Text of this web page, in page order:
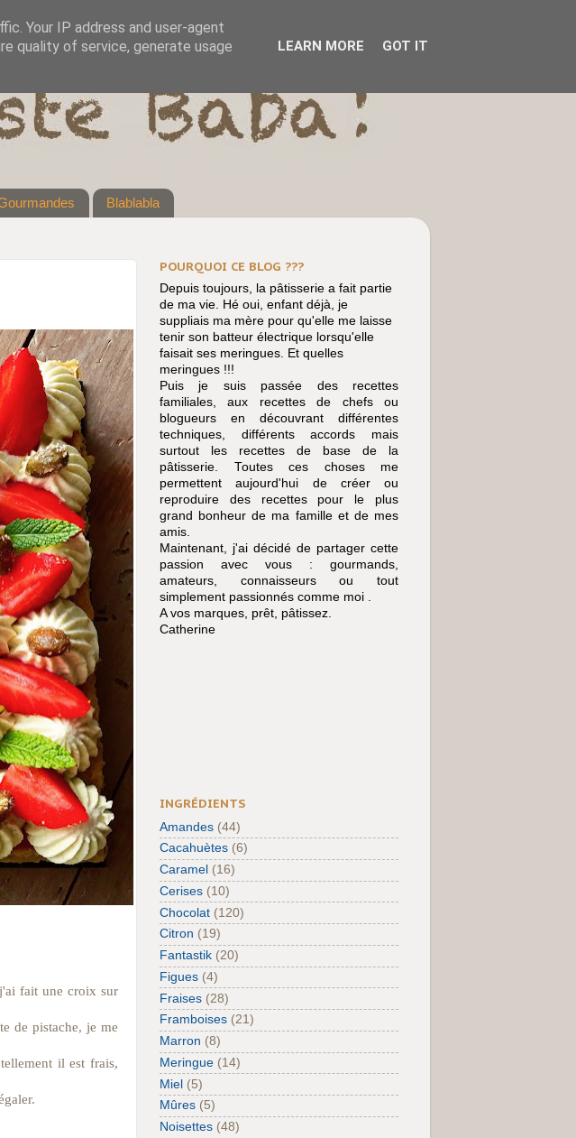
Blablabla
fait une croix sur
de pistache, je me
il est frais,
POURQUOI CE BLOG ???
Depuis toujours, la pâtisserie a fait partie
de ma vie. Hé oui, enfant déjà, je
suppliais ma mère pour qu'elle me laisse
tenir son batteur électrique lorsqu'elle
faisait ses meringues. Et quelles
meringues !!!
Puis je suis passée des recettes
familiales, aux recettes de chefs ou
blogueurs en découvrant différentes
techniques, différents accords mais
surtout les recettes de base de la
pâtisserie. Toutes ces choses me
permettent aujourd'hui de créer ou
reproduire des recettes pour le plus
grand bonheur de ma famille et de mes
amis.
Maintenant, j'ai décidé de partager cette
passion avec vous : gourmands,
amateurs, connaisseurs ou tout
simplement passionnés comme moi .
A vos marques, prêt, pâtissez.
Catherine
INGRÉDIENTS
Amandes (44)
Cacahuètes (6)
Caramel (16)
Cerises (10)
Chocolat (120)
Citron (19)
Fantastik (20)
Figues (4)
Fraises (28)
Framboises (21)
Marron (8)
Meringue (14)
Miel (5)
Mûres (5)
Noisettes (48)
Your IP address and user-agent
quality of service, generate usage
LEARN MORE GOT IT